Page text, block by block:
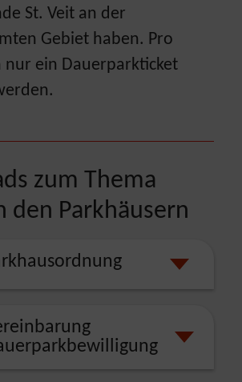
St. Veit an der
Gebiet haben. Pro
nur ein Dauerparkticket
zum Thema
den Parkhäusern